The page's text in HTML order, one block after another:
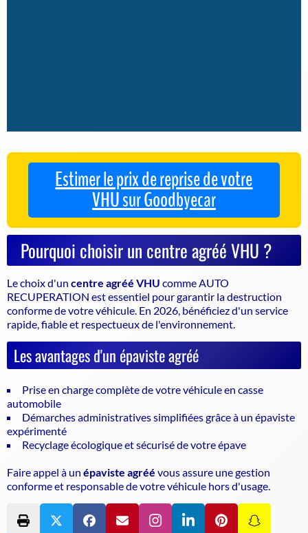
Estimer le prix de reprise de votre
VHU sur Goodbyecar
Pourquoi choisir un centre agréé VHU ?
Le choix d'un centre agréé VHU comme AUTO
RECUPERATION est essentiel pour garantir ladestruction
conforme de votre véhicule . En 2026, bénéficiez d'un service
rapide, fiable et respectueux de l'environnement.
Les avantages d'un épaviste agréé
Prise en charge complète de votre véhicule en casse
automobile
Démarches administratives simplifiées grâce à un épaviste
expérimenté
Recyclage écologique et sécurisé de votre épave
Faire appel à un épaviste agréé vous assure une gestion
conforme et responsable de votre véhicule hors d'usage.